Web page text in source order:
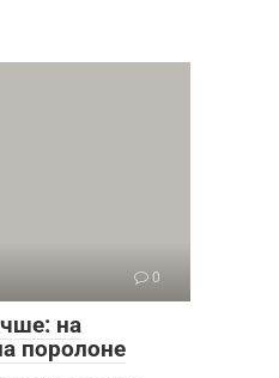
0
на
поролоне